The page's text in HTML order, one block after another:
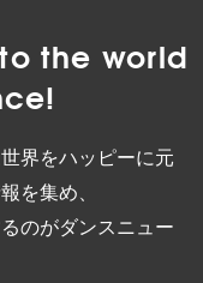
the world
界をハッピーに元
を集め、
のがダンスニュー